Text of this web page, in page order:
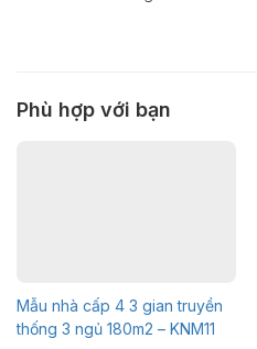
Phù hợp với bạn
Mẫu nhà cấp 4 3 gian truyền
thống 3 ngủ 180m2 – KNM11